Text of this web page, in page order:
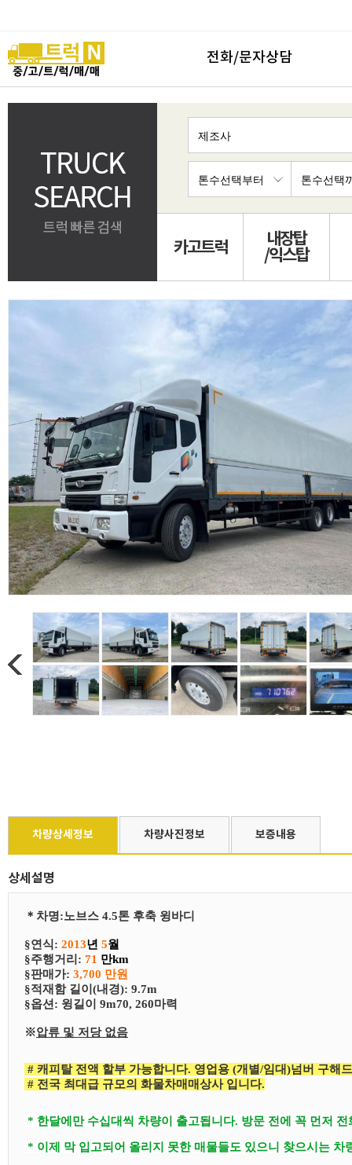
전화/문자상담
카고트럭
내장탑
/익스탑
차량상세정보 차량사진정보 보증내용
상세설명
＊ 차명:노브스 4.5톤 후축 윙바디
§연식: 2013년 5월
§​주행거리: 71 만km
§​판매가: 3,700 만원
§​적재함 길이(내경): 9.7m
§​​옵션: 윙길이 9m70, 260마력
※압류 및 저당 없음
# 캐피탈 전액 할부 가능합니다. 영업용 (개별/임대)넘버 구해
# 전국 최대급 규모의 화물차매매상사 입니다.
* 한달에만 수십대씩 차량이 출고됩니다. 방문 전에 꼭 먼저 전
* 이제 막 입고되어 올리지 못한 매물들도 있으니 찾으시는 차